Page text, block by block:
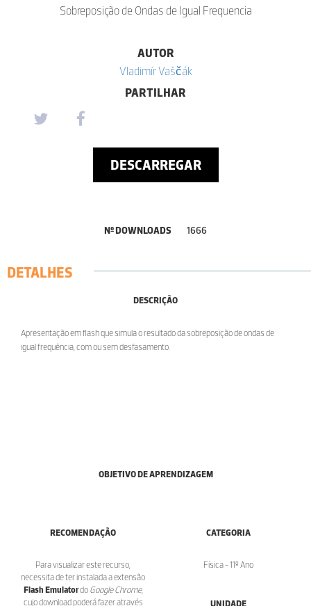
Sobreposição de Ondas de Igual Frequencia
AUTOR
Vladimír Vaščák
PARTILHAR
DESCARREGAR
Nº DOWNLOADS 1666
DETALHES
DESCRIÇÃO
Apresentação em flash que simula o resultado da sobreposição de ondas de
igual frequência, com ou sem desfasamento.
OBJETIVO DE APRENDIZAGEM
RECOMENDAÇÃO
Para visualizar este recurso,
necessita de ter instalada a extensão
Flash Emulatordo Google Chrome,
cujo download poderá fazer através
CATEGORIA
Física - 11º Ano
UNIDADE